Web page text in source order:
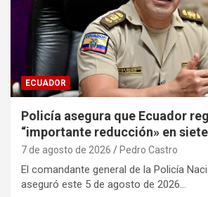
ECUADOR
Policía asegura que Ecuador
“importante reducción» en
7 de agosto de 2026 Pedro Castro
El comandante general de la Policía
aseguró este 5 de agosto de 2026…